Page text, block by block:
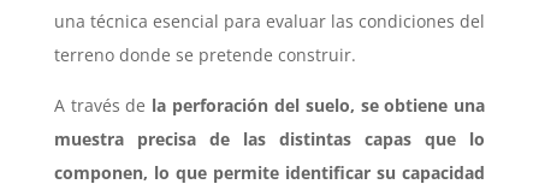
una técnica esencial para evaluar las condiciones del
terreno donde se pretende construir.
A través de la perforación del suelo, se obtiene una
muestra precisa de las distintas capas que lo
componen, lo que permite identificar su capacidad